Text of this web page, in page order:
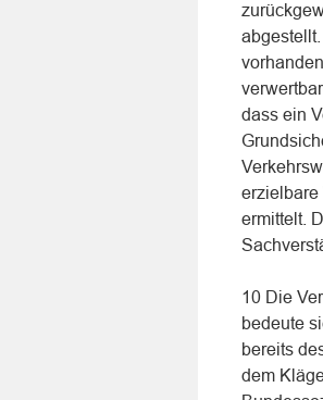
dass ein
erzielbare
ermittelt.
10 Die
bedeute
bereits
dem